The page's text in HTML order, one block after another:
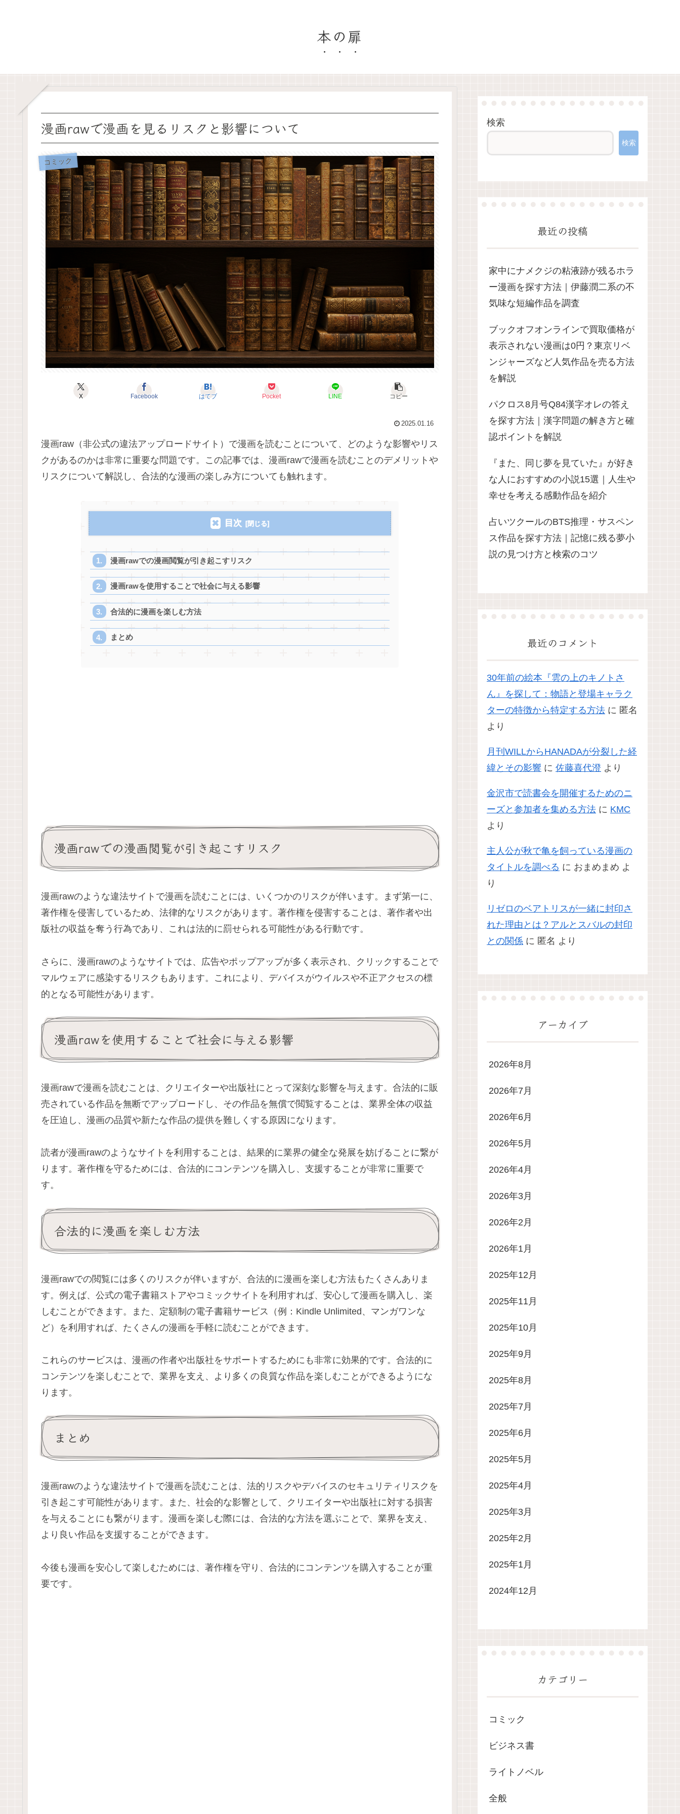
本の扉
漫画rawで漫画を見るリスクと影響について
コミック
X Facebook はてブ Pocket LINE コピー
2025.01.16
漫画raw（非公式の違法アップロードサイト）で漫画を読むことについて、どのような影響やリス
クがあるのかは非常に重要な問題です。この記事では、漫画rawで漫画を読むことのデメリットや
リスクについて解説し、合法的な漫画の楽しみ方についても触れます。
目次
漫画rawでの漫画閲覧が引き起こすリスク
漫画rawを使用することで社会に与える影響
合法的に漫画を楽しむ方法
まとめ
漫画rawでの漫画閲覧が引き起こすリスク
漫画rawのような違法サイトで漫画を読むことには、いくつかのリスクが伴います。まず第一に、
著作権を侵害しているため、法律的なリスクがあります。著作権を侵害することは、著作者や出
版社の収益を奪う行為であり、これは法的に罰せられる可能性がある行動です。
さらに、漫画rawのようなサイトでは、広告やポップアップが多く表示され、クリックすることで
マルウェアに感染するリスクもあります。これにより、デバイスがウイルスや不正アクセスの標
的となる可能性があります。
漫画rawを使用することで社会に与える影響
漫画rawで漫画を読むことは、クリエイターや出版社にとって深刻な影響を与えます。合法的に販
売されている作品を無断でアップロードし、その作品を無償で閲覧することは、業界全体の収益
を圧迫し、漫画の品質や新たな作品の提供を難しくする原因になります。
読者が漫画rawのようなサイトを利用することは、結果的に業界の健全な発展を妨げることに繋が
ります。著作権を守るためには、合法的にコンテンツを購入し、支援することが非常に重要で
す。
合法的に漫画を楽しむ方法
漫画rawでの閲覧には多くのリスクが伴いますが、合法的に漫画を楽しむ方法もたくさんありま
す。例えば、公式の電子書籍ストアやコミックサイトを利用すれば、安心して漫画を購入し、楽
しむことができます。また、定額制の電子書籍サービス（例：Kindle Unlimited、マンガワンな
ど）を利用すれば、たくさんの漫画を手軽に読むことができます。
これらのサービスは、漫画の作者や出版社をサポートするためにも非常に効果的です。合法的に
コンテンツを楽しむことで、業界を支え、より多くの良質な作品を楽しむことができるようにな
ります。
まとめ
漫画rawのような違法サイトで漫画を読むことは、法的リスクやデバイスのセキュリティリスクを
引き起こす可能性があります。また、社会的な影響として、クリエイターや出版社に対する損害
を与えることにも繋がります。漫画を楽しむ際には、合法的な方法を選ぶことで、業界を支え、
より良い作品を支援することができます。
今後も漫画を安心して楽しむためには、著作権を守り、合法的にコンテンツを購入することが重
要です。
検索
検索
最近の投稿
家中にナメクジの粘液跡が残るホラ
ー漫画を探す方法｜伊藤潤二系の不
気味な短編作品を調査
ブックオフオンラインで買取価格が
表示されない漫画は0円？東京リベ
ンジャーズなど人気作品を売る方法
を解説
パクロス8月号Q84漢字オレの答え
を探す方法｜漢字問題の解き方と確
認ポイントを解説
『また、同じ夢を見ていた』が好き
な人におすすめの小説15選｜人生や
幸せを考える感動作品を紹介
占いツクールのBTS推理・サスペン
ス作品を探す方法｜記憶に残る夢小
説の見つけ方と検索のコツ
最近のコメント
30年前の絵本『雲の上のキノトさ
ん』を探して：物語と登場キャラク
ターの特徴から特定する方法 に 匿名
より
月刊WILLからHANADAが分裂した経
緯とその影響 に 佐藤喜代澄 より
金沢市で読書会を開催するためのニ
ーズと参加者を集める方法 に KMC
より
主人公が秋で亀を飼っている漫画の
タイトルを調べる に おまめまめ よ
り
リゼロのベアトリスが一緒に封印さ
れた理由とは？アルとスバルの封印
との関係 に 匿名 より
アーカイブ
2026年8月
2026年7月
2026年6月
2026年5月
2026年4月
2026年3月
2026年2月
2026年1月
2025年12月
2025年11月
2025年10月
2025年9月
2025年8月
2025年7月
2025年6月
2025年5月
2025年4月
2025年3月
2025年2月
2025年1月
2024年12月
カテゴリー
コミック
ビジネス書
ライトノベル
全般